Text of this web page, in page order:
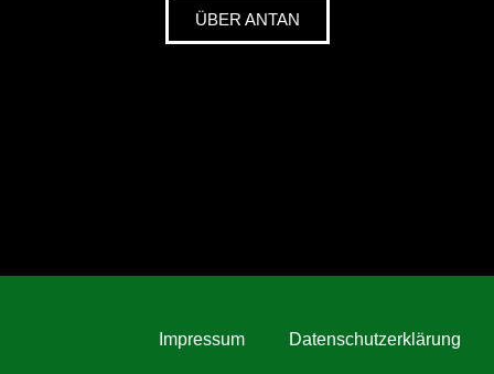
ÜBER ANTAN
Impressum Datenschutzerklärung